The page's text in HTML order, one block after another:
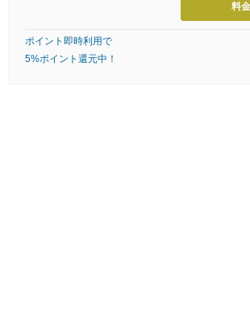
料
ポイント即時利用で
5%ポイント還元中！